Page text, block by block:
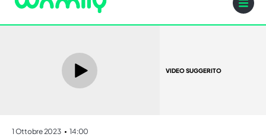
VIDEO SUGGERITO
1 Ottobre 2023 14:00